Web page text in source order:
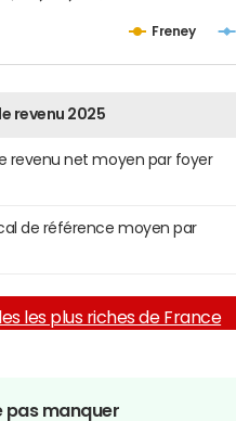
Freney
revenu 2025
revenu net moyen par foyer
de référence moyen par
les plus riches de France
pas manquer